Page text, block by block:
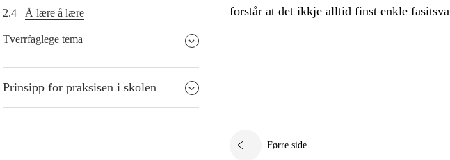
2.4 Å lære å lære
Tverrfaglege tema
Prinsipp for praksisen i skolen
forstår at det ikkje alltid finst enkle
Førre side